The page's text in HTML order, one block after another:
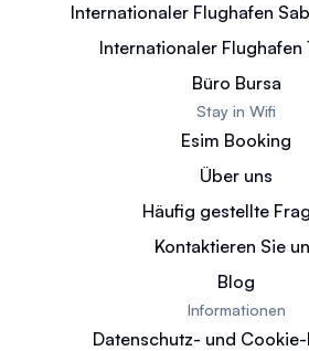
Internationaler Flughafen
Internationaler Flughafen
Büro Bursa
Stay in Wifi
Esim Booking
Über uns
Häufig gestellte
Kontaktieren Sie
Blog
Informationen
Datenschutz- und